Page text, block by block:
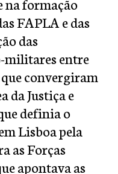
FAPLA e das
das
militares entre
convergiram
da Justiça e
definia o
Lisboa pela
as Forças
apontava as